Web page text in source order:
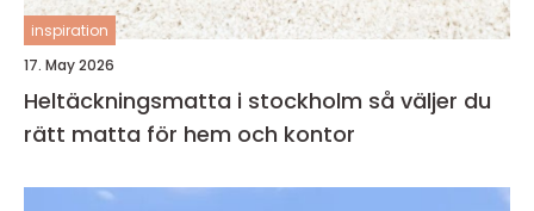
inspiration
17. May 2026
Heltäckningsmatta i stockholm så väljer du
rätt matta för hem och kontor